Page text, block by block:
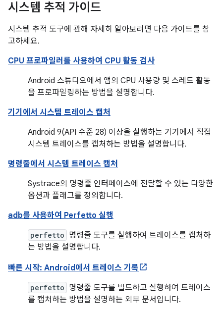
시스템 추적 가이드
시스템 추적 도구에 관해 자세히 알아보려면 다음 가이드를 참
고하세요.
CPU 프로파일러를 사용하여 CPU 활동 검사
Android 스튜디오에서 앱의 CPU 사용량 및 스레드 활동
을 프로파일링하는 방법을 설명합니다.
기기에서 시스템 트레이스 캡처
Android 9(API 수준 28) 이상을 실행하는 기기에서 직접
시스템 트레이스를 캡처하는 방법을 설명합니다.
명령줄에서 시스템 트레이스 캡처
Systrace의 명령줄 인터페이스에 전달할 수 있는 다양한
옵션과 플래그를 정의합니다.
adb를 사용하여 Perfetto 실행
perfetto 명령줄 도구를 실행하여 트레이스를 캡처하
는 방법을 설명합니다.
빠른 시작: Android에서 트레이스 기록
perfetto 명령줄 도구를 빌드하고 실행하여 트레이스
를 캡처하는 방법을 설명하는 외부 문서입니다.